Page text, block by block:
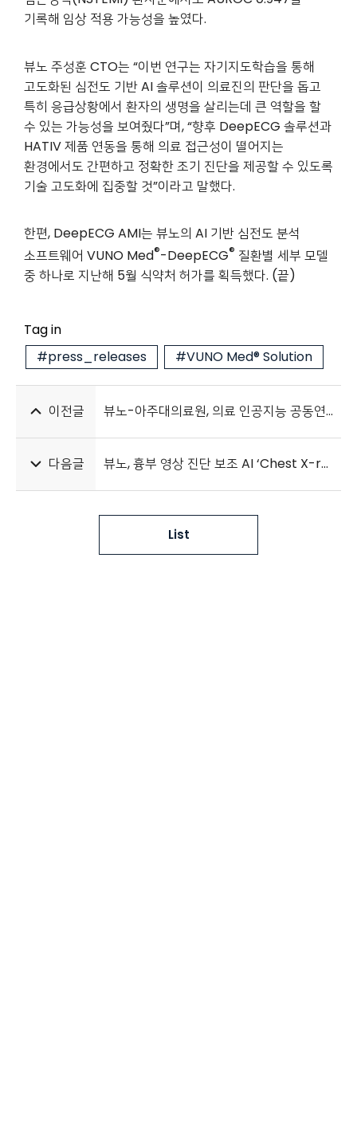
기록해 임상 적용 가능성을 높였다.
뷰노 주성훈 CTO는 “이번 연구는 자기지도학습을 통해
고도화된 심전도 기반 AI 솔루션이 의료진의 판단을 돕고
특히 응급상황에서 환자의 생명을 살리는데 큰 역할을 할
수 있는 가능성을 보여줬다”며, “향후 DeepECG 솔루션과
HATIV 제품 연동을 통해 의료 접근성이 떨어지는
환경에서도 간편하고 정확한 조기 진단을 제공할 수 있도록
기술 고도화에 집중할 것”이라고 말했다.
한편, DeepECG AMI는 뷰노의 AI 기반 심전도 분석
소프트웨어 VUNO Med®-DeepECG® 질환별 세부 모델
중 하나로 지난해 5월 식약처 허가를 획득했다. (끝)
Tag in
#press_releases
#VUNO Med® Solution
이전글 뷰노-아주대의료원, 의료 인공지능 공동연구 위한 MOU 체결
다음글 뷰노, 흉부 영상 진단 보조 AI ‘Chest X-ray’ 비급여 청구 시작
List